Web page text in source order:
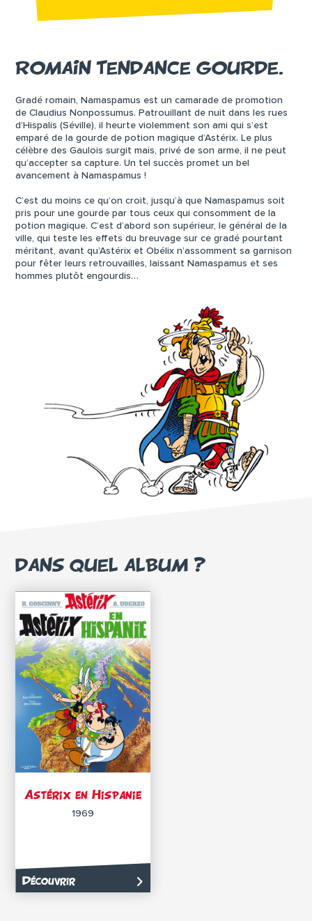
ROMAIN TENDANCE GOURDE.
Gradé romain, Namaspamus est un camarade de promotion
de Claudius Nonpossumus. Patrouillant de nuit dans les rues
d’Hispalis (Séville), il heurte violemment son ami qui s’est
emparé de la gourde de potion magique d’Astérix. Le plus
célèbre des Gaulois surgit mais, privé de son arme, il ne peut
qu’accepter sa capture. Un tel succès promet un bel
avancement à Namaspamus !
C’est du moins ce qu’on croit, jusqu’à que Namaspamus soit
pris pour une gourde par tous ceux qui consomment de la
potion magique. C’est d’abord son supérieur, le général de la
ville, qui teste les effets du breuvage sur ce gradé pourtant
méritant, avant qu’Astérix et Obélix n’assomment sa garnison
pour fêter leurs retrouvailles, laissant Namaspamus et ses
hommes plutôt engourdis…
DANS QUEL ALBUM ?
Astérix en Hispanie
1969
Découvrir